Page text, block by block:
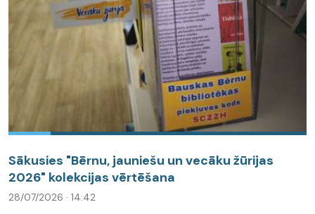
Sākusies "Bērnu, jauniešu un vecāku žūrijas
2026" kolekcijas vērtēšana
28/07/2026 · 14:42